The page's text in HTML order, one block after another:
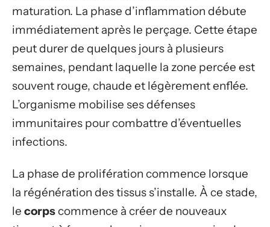
maturation. La phase d’inflammation débute
immédiatement après le perçage. Cette étape
peut durer de quelques jours à plusieurs
semaines, pendant laquelle la zone percée est
souvent rouge, chaude et légèrement enflée.
L’organisme mobilise ses défenses
immunitaires pour combattre d’éventuelles
infections.
La phase de prolifération commence lorsque
la régénération des tissus s’installe. À ce stade,
le corpscommence à créer de nouveaux